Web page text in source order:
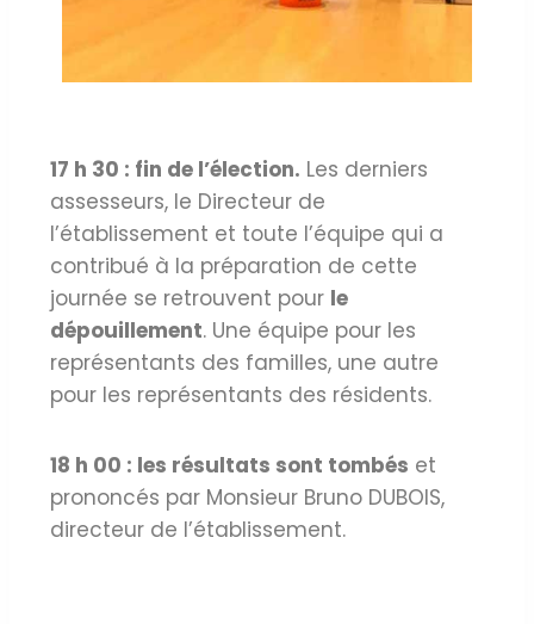
17 h 30 : fin de l’élection. Les derniers
assesseurs, le Directeur de
l’établissement et toute l’équipe qui a
contribué à la préparation de cette
journée se retrouvent pour le
dépouillement. Une équipe pour les
représentants des familles, une autre
pour les représentants des résidents.
18 h 00 : les résultats sont tombés et
prononcés par Monsieur Bruno DUBOIS,
directeur de l’établissement.